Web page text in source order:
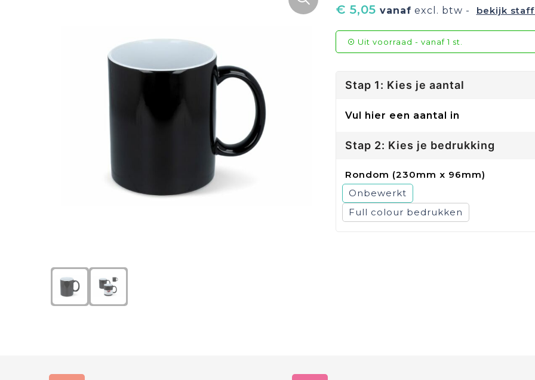
€ 5,05 vanaf excl. btw - bekijk
Uit voorraad - vanaf1 st.
Stap 1: Kies je aantal
Vul hier een aantal in
Stap 2: Kies je bedrukking
Rondom (230mm x 96mm)
Onbewerkt
Full colour